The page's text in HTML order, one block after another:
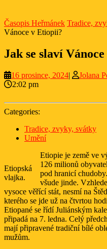
Časopis Heřmánek Tradice,
Vánoce v Etiopii?
Jak se slaví
16 prosince, 202416
| Jolana
2:02 pm
Categories:
Tradice, zvyky, svátky
Umění
Etiopská
vlajka.
Etiopie je země ve
126 milionů
pod hranicí
všude jinde.
vysoce věřící stát, nesmí na
kterého se jde už na čtvrtou
Etiopané se řídí Juliánským
připadá na 7. ledna. Celý
mají připravené tradiční bílé
mužům.